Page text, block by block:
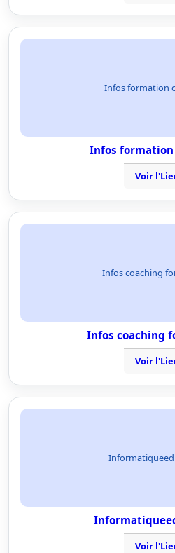
Infos formation
Infos formation
Voir
Infos coaching
Infos coaching
Voir
Voir